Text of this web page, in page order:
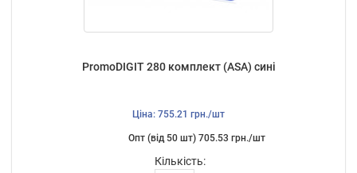
PromoDIGIT 280 комплект (ASA) сині
Ціна: 755.21 грн./шт
Опт (від 50 шт) 705.53 грн./шт
Кількість: